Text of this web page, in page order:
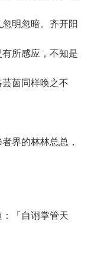
明忽暗。齐开阳
所感应，不知是
茵同样唤之不
界的林林总总，
「自诩掌管天